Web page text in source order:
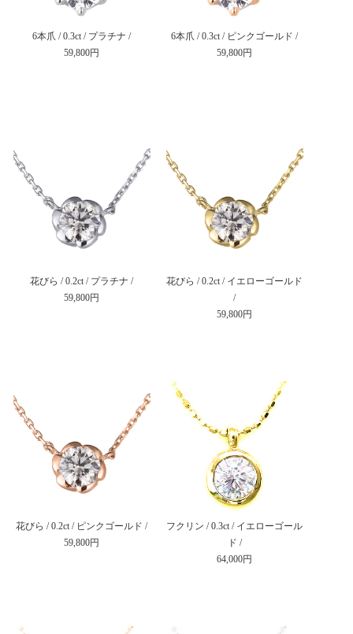
6本爪 / 0.3ct / プラチナ /
59,800円
6本爪 / 0.3ct / ピンクゴールド /
59,800円
花びら / 0.2ct / プラチナ /
59,800円
花びら / 0.2ct / イエローゴールド
/
59,800円
花びら / 0.2ct / ピンクゴールド /
59,800円
フクリン / 0.3ct / イエローゴール
ド /
64,000円